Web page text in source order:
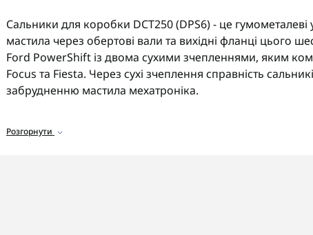
Сальники для коробки DCT250 (DPS6) - це гумометалеві
мастила через обертові вали та вихідні фланці цього
Ford PowerShift із двома сухими зчепленнями, яким
Focus та Fiesta. Через сухі зчеплення справність
забрудненню мастила мехатроніка.
У каталозі представлені сальники для коробки DCT250
Розгорнути